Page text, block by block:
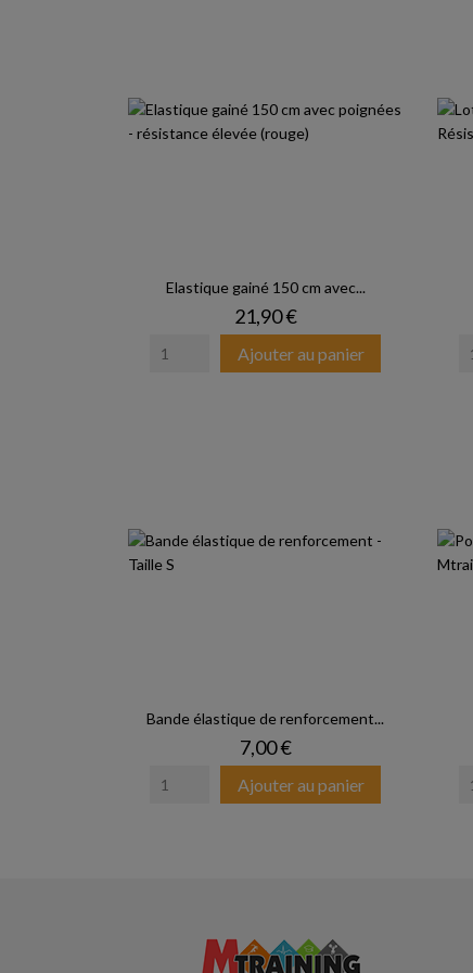
Elastique gainé 150 cm avec...
Prix
21,90 €
Ajouter au panier
Bande élastique de renforcement...
Prix
7,00 €
Ajouter au panier